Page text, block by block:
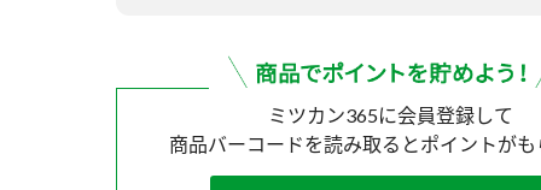
ミツカン365に会員登録して
商品バーコードを読み取ると ポイントがも